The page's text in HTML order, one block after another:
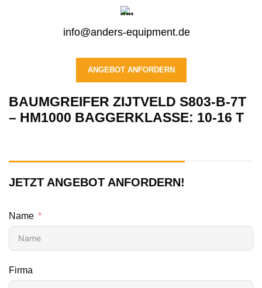
info@anders-equipment.de
ANGEBOT ANFORDERN
BAUMGREIFER ZIJTVELD S803-B-7T
– HM1000 BAGGERKLASSE: 10-16 T
JETZT ANGEBOT ANFORDERN!
Name
Firma